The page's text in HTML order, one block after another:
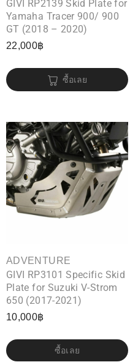
GIVI RP2139 Skid Plate for
Yamaha Tracer 900/ 900
GT (2018 – 2020)
22,000฿
ซื้อเลย
ADVENTURE
GIVI RP3101 Specific Skid
Plate for Suzuki V-Strom
650 (2017-2021)
10,000฿
ซื้อเลย